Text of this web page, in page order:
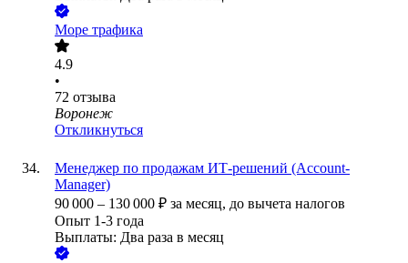
Море трафика
4.9
•
72 отзыва
Воронеж
Откликнуться
Менеджер по продажам ИТ-решений (Account-
Manager)
90 000 – 130 000 ₽ за месяц, до вычета налогов
Опыт 1-3 года
Выплаты: Два раза в месяц